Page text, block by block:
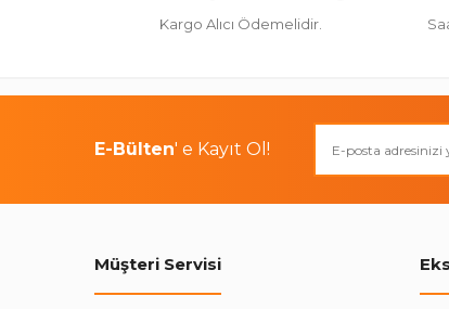
Kargo Alıcı Ödemelidir.
E-Bülten' e Kayıt Ol!
Müşteri Servisi